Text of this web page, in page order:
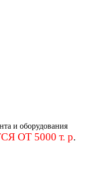
и оборудования
ОТ 5000 т. р.